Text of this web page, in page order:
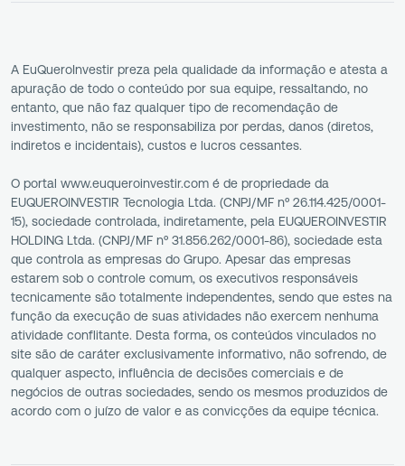
A EuQueroInvestir preza pela qualidade da informação e atesta a
apuração de todo o conteúdo por sua equipe, ressaltando, no
entanto, que não faz qualquer tipo de recomendação de
investimento, não se responsabiliza por perdas, danos (diretos,
indiretos e incidentais), custos e lucros cessantes.
O portal www.euqueroinvestir.com é de propriedade da
EUQUEROINVESTIR Tecnologia Ltda. (CNPJ/MF nº 26.114.425/0001-
15), sociedade controlada, indiretamente, pela EUQUEROINVESTIR
HOLDING Ltda. (CNPJ/MF nº 31.856.262/0001-86), sociedade esta
que controla as empresas do Grupo. Apesar das empresas
estarem sob o controle comum, os executivos responsáveis
tecnicamente são totalmente independentes, sendo que estes na
função da execução de suas atividades não exercem nenhuma
atividade conflitante. Desta forma, os conteúdos vinculados no
site são de caráter exclusivamente informativo, não sofrendo, de
qualquer aspecto, influência de decisões comerciais e de
negócios de outras sociedades, sendo os mesmos produzidos de
acordo com o juízo de valor e as convicções da equipe técnica.